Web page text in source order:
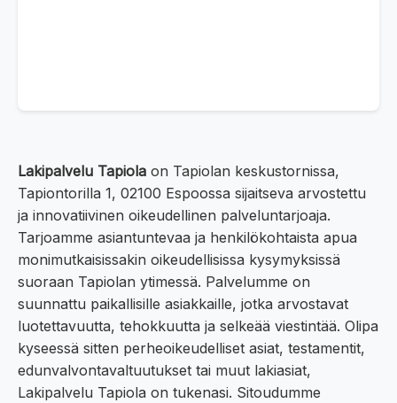
Lakipalvelu Tapiola on Tapiolan keskustornissa,
Tapiontorilla 1, 02100 Espoossa sijaitseva arvostettu
ja innovatiivinen oikeudellinen palveluntarjoaja.
Tarjoamme asiantuntevaa ja henkilökohtaista apua
monimutkaisissakin oikeudellisissa kysymyksissä
suoraan Tapiolan ytimessä. Palvelumme on
suunnattu paikallisille asiakkaille, jotka arvostavat
luotettavuutta, tehokkuutta ja selkeää viestintää. Olipa
kyseessä sitten perheoikeudelliset asiat, testamentit,
edunvalvontavaltuutukset tai muut lakiasiat,
Lakipalvelu Tapiola on tukenasi. Sitoudumme